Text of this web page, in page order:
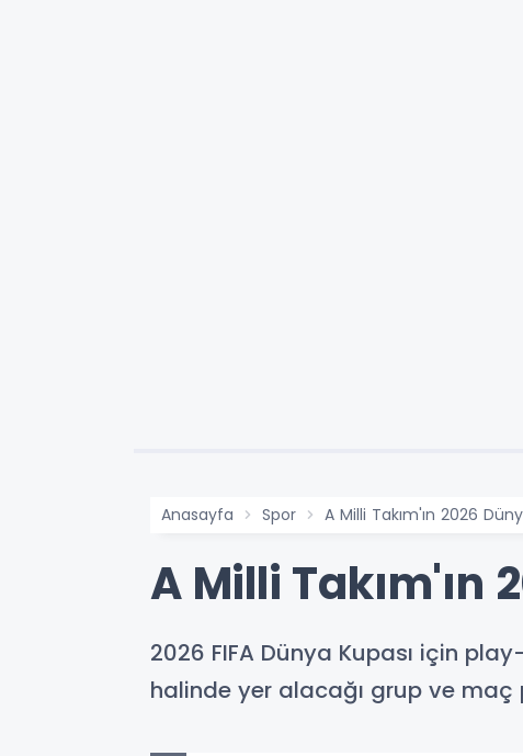
Anasayfa Spor A Milli Takım'ın 2026
A Milli Takım'ın
2026 FIFA Dünya Kupası için
halinde yer alacağı grup ve maç